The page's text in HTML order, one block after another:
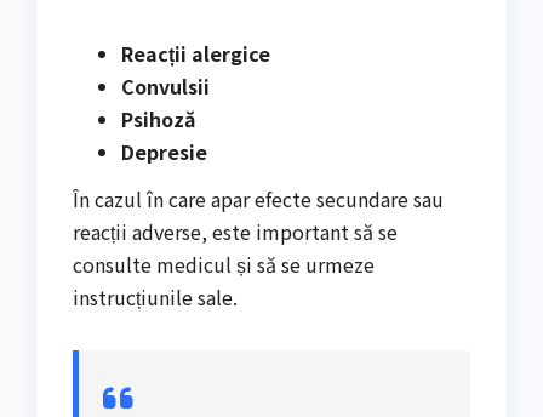
Reacții alergice
Convulsii
Psihoză
Depresie
În cazul în care apar efecte secundare sau
reacții adverse, este important să se
consulte medicul și să se urmeze
instrucțiunile sale.